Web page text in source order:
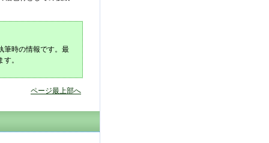
筆時の情報です。最
。
ページ最上部へ